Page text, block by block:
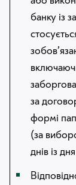
банку із
за
формі
(за
днів із